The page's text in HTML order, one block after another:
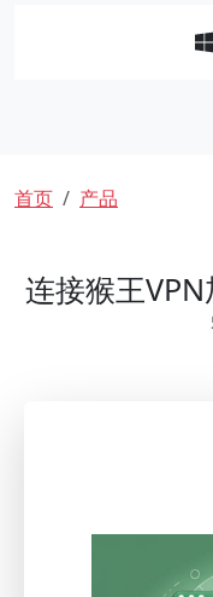
面包屑
首页 产品
连接猴王